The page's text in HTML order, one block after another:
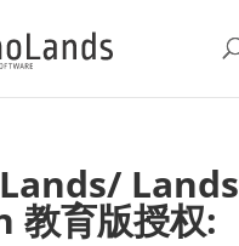
Lands
教育版授权: